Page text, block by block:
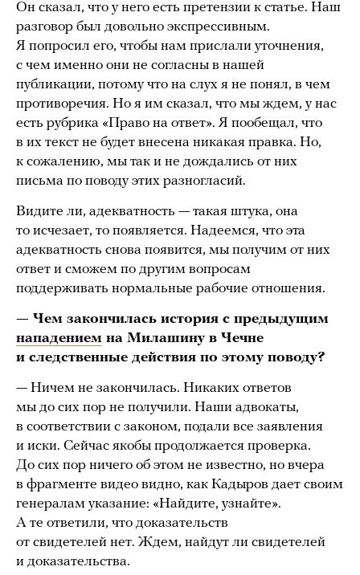
Он сказал, что у него есть претензии к статье. Наш
разговор был довольно экспрессивным.
Я попросил его, чтобы нам прислали уточнения,
с чем именно они не согласны в нашей
публикации, потому что на слух я не понял, в чем
противоречия. Но я им сказал, что мы ждем, у нас
есть рубрика «Право на ответ». Я пообещал, что
в их текст не будет внесена никакая правка. Но,
к сожалению, мы так и не дождались от них
письма по поводу этих разногласий.
Видите ли, адекватность — такая штука, она
то исчезает, то появляется. Надеемся, что эта
адекватность снова появится, мы получим от них
ответ и сможем по другим вопросам
поддерживать нормальные рабочие отношения.
— Чем закончилась история с предыдущим
нападением на Милашину в Чечне
и следственные действия по этому поводу?
— Ничем не закончилась. Никаких ответов
мы до сих пор не получили. Наши адвокаты,
в соответствии с законом, подали все заявления
и иски. Сейчас якобы продолжается проверка.
До сих пор ничего об этом не известно, но вчера
в фрагменте видео видно, как Кадыров дает своим
генералам указание: «Найдите, узнайте».
А те ответили, что доказательств
от свидетелей нет. Ждем, найдут ли свидетелей
и доказательства.